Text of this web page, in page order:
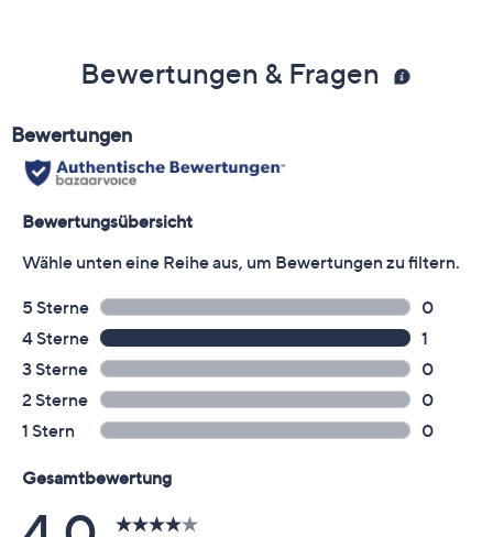
Bewertungen & Fragen